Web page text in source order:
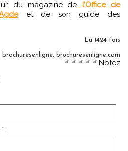
du magazine de l’Office de
et de son guide des
Lu 1424 fois
brochuresenligne, brochuresenligne.com
Notez
: